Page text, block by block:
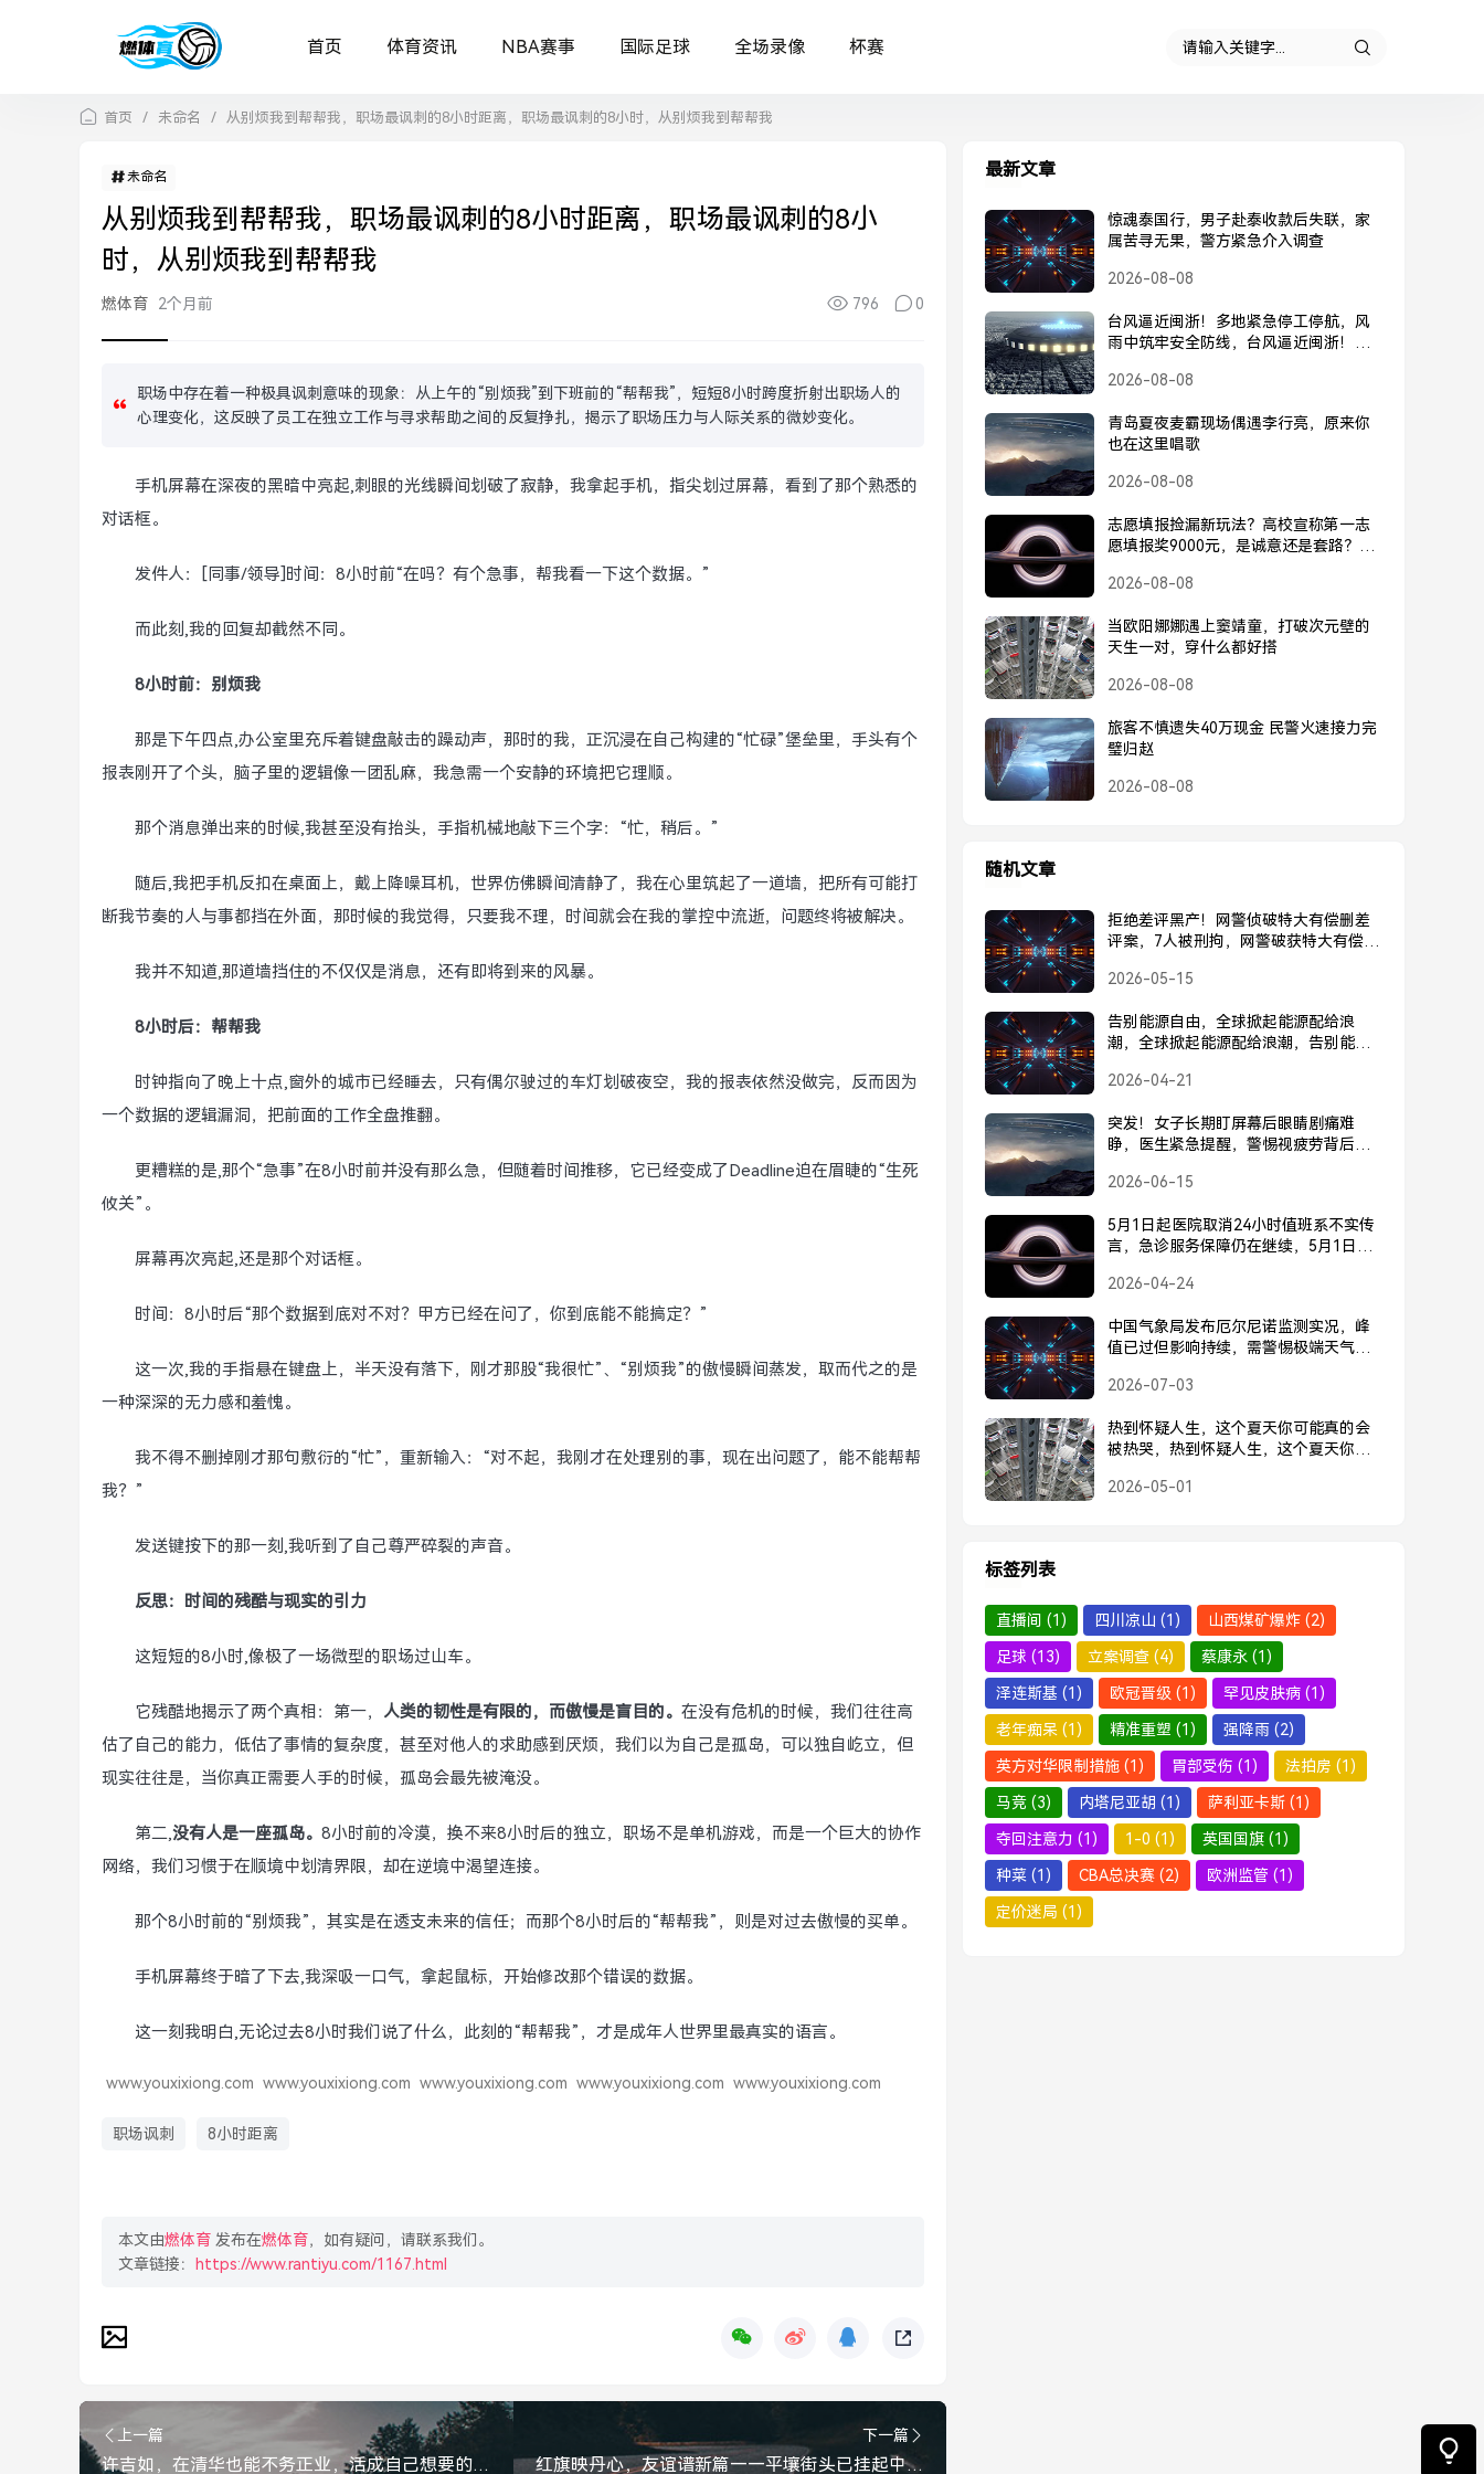
首页 体育资讯 NBA赛事 国际足球 全场录像 杯赛
首页 / 未命名 / 从别烦我到帮帮我，职场最讽刺的8小时距离，职场最讽刺的8小时，从别烦我到帮帮我
未命名
从别烦我到帮帮我，职场最讽刺的8小时距离，职场最讽刺的8小
时，从别烦我到帮帮我
燃体育 2个月前 796 0
职场中存在着一种极具讽刺意味的现象：从上午的“别烦我”到下班前的“帮帮我”，短短8小时跨度折射出职场人的
心理变化，这反映了员工在独立工作与寻求帮助之间的反复挣扎，揭示了职场压力与人际关系的微妙变化。
手机屏幕在深夜的黑暗中亮起,刺眼的光线瞬间划破了寂静，我拿起手机，指尖划过屏幕，看到了那个熟悉的
对话框。
发件人：[同事/领导]时间：8小时前“在吗？有个急事，帮我看一下这个数据。”
而此刻,我的回复却截然不同。
8小时前：别烦我
那是下午四点,办公室里充斥着键盘敲击的躁动声，那时的我，正沉浸在自己构建的“忙碌”堡垒里，手头有个
报表刚开了个头，脑子里的逻辑像一团乱麻，我急需一个安静的环境把它理顺。
那个消息弹出来的时候,我甚至没有抬头，手指机械地敲下三个字：“忙，稍后。”
随后,我把手机反扣在桌面上，戴上降噪耳机，世界仿佛瞬间清静了，我在心里筑起了一道墙，把所有可能打
断我节奏的人与事都挡在外面，那时候的我觉得，只要我不理，时间就会在我的掌控中流逝，问题终将被解决。
我并不知道,那道墙挡住的不仅仅是消息，还有即将到来的风暴。
8小时后：帮帮我
时钟指向了晚上十点,窗外的城市已经睡去，只有偶尔驶过的车灯划破夜空，我的报表依然没做完，反而因为
一个数据的逻辑漏洞，把前面的工作全盘推翻。
更糟糕的是,那个“急事”在8小时前并没有那么急，但随着时间推移，它已经变成了Deadline迫在眉睫的“生死
攸关”。
屏幕再次亮起,还是那个对话框。
时间：8小时后“那个数据到底对不对？甲方已经在问了，你到底能不能搞定？”
这一次,我的手指悬在键盘上，半天没有落下，刚才那股“我很忙”、“别烦我”的傲慢瞬间蒸发，取而代之的是
一种深深的无力感和羞愧。
我不得不删掉刚才那句敷衍的“忙”，重新输入：“对不起，我刚才在处理别的事，现在出问题了，能不能帮帮
我？”
发送键按下的那一刻,我听到了自己尊严碎裂的声音。
反思：时间的残酷与现实的引力
这短短的8小时,像极了一场微型的职场过山车。
它残酷地揭示了两个真相：第一， 人类的韧性是有限的，而傲慢是盲目的。 在没有危机的时候，我们往往高
估了自己的能力，低估了事情的复杂度，甚至对他人的求助感到厌烦，我们以为自己是孤岛，可以独自屹立，但
现实往往是，当你真正需要人手的时候，孤岛会最先被淹没。
第二,没有人是一座孤岛。 8小时前的冷漠，换不来8小时后的独立，职场不是单机游戏，而是一个巨大的协作
网络，我们习惯于在顺境中划清界限，却在逆境中渴望连接。
那个8小时前的“别烦我”，其实是在透支未来的信任；而那个8小时后的“帮帮我”，则是对过去傲慢的买单。
手机屏幕终于暗了下去,我深吸一口气，拿起鼠标，开始修改那个错误的数据。
这一刻我明白,无论过去8小时我们说了什么，此刻的“帮帮我”，才是成年人世界里最真实的语言。
www.youxixiong.com www.youxixiong.com www.youxixiong.com www.youxixiong.com www.youxixiong.com
职场讽刺 8小时距离
本文由燃体育 发布在燃体育，如有疑问，请联系我们。
文章链接：
https://www.rantiyu.com/1167.html
上一篇
许吉如，在清华也能不务正业，活成自己想要的样子，许吉如，在清华不务正业，活成自己想要的模样
下一篇
红旗映丹心，友谊谱新篇——平壤街头已挂起中朝两国国旗，平壤街头挂起中朝两国国旗，共谱友谊新篇
最新文章
惊魂泰国行，男子赴泰收款后失联，家
属苦寻无果，警方紧急介入调查
2026-08-08
台风逼近闽浙！多地紧急停工停航，风
雨中筑牢安全防线，台风逼近闽浙！多
2026-08-08
青岛夏夜麦霸现场偶遇李行亮，原来你
也在这里唱歌
2026-08-08
志愿填报捡漏新玩法？高校宣称第一志
愿填报奖9000元，是诚意还是套路？高
套路？
2026-08-08
当欧阳娜娜遇上窦靖童，打破次元壁的
天生一对，穿什么都好搭
2026-08-08
旅客不慎遗失40万现金 民警火速接力完
璧归赵
2026-08-08
随机文章
拒绝差评黑产！网警侦破特大有偿删差
评案，7人被刑拘，网警破获特大有偿删
2026-05-15
告别能源自由，全球掀起能源配给浪
潮，全球掀起能源配给浪潮，告别能源
2026-04-21
突发！女子长期盯屏幕后眼睛剧痛难
睁，医生紧急提醒，警惕视疲劳背后的
睛剧痛难睁，医生紧急提醒警惕视疲劳
2026-06-15
5月1日起医院取消24小时值班系不实传
言，急诊服务保障仍在继续，5月1日起
服务保障仍在继续
2026-04-24
中国气象局发布厄尔尼诺监测实况，峰
值已过但影响持续，需警惕极端天气，
局提醒警惕极端天气
2026-07-03
热到怀疑人生，这个夏天你可能真的会
被热哭，热到怀疑人生，这个夏天你真
2026-05-01
标签列表
直播间 (1) 四川凉山 (1) 山西煤矿爆炸 (2)
足球 (13) 立案调查 (4) 蔡康永 (1)
泽连斯基 (1) 欧冠晋级 (1) 罕见皮肤病 (1)
老年痴呆 (1) 精准重塑 (1) 强降雨 (2)
英方对华限制措施 (1) 胃部受伤 (1) 法拍房 (1)
马竞 (3) 内塔尼亚胡 (1) 萨利亚卡斯 (1)
夺回注意力 (1) 1-0 (1) 英国国旗 (1)
种菜 (1) CBA总决赛 (2) 欧洲监管 (1)
定价迷局 (1)